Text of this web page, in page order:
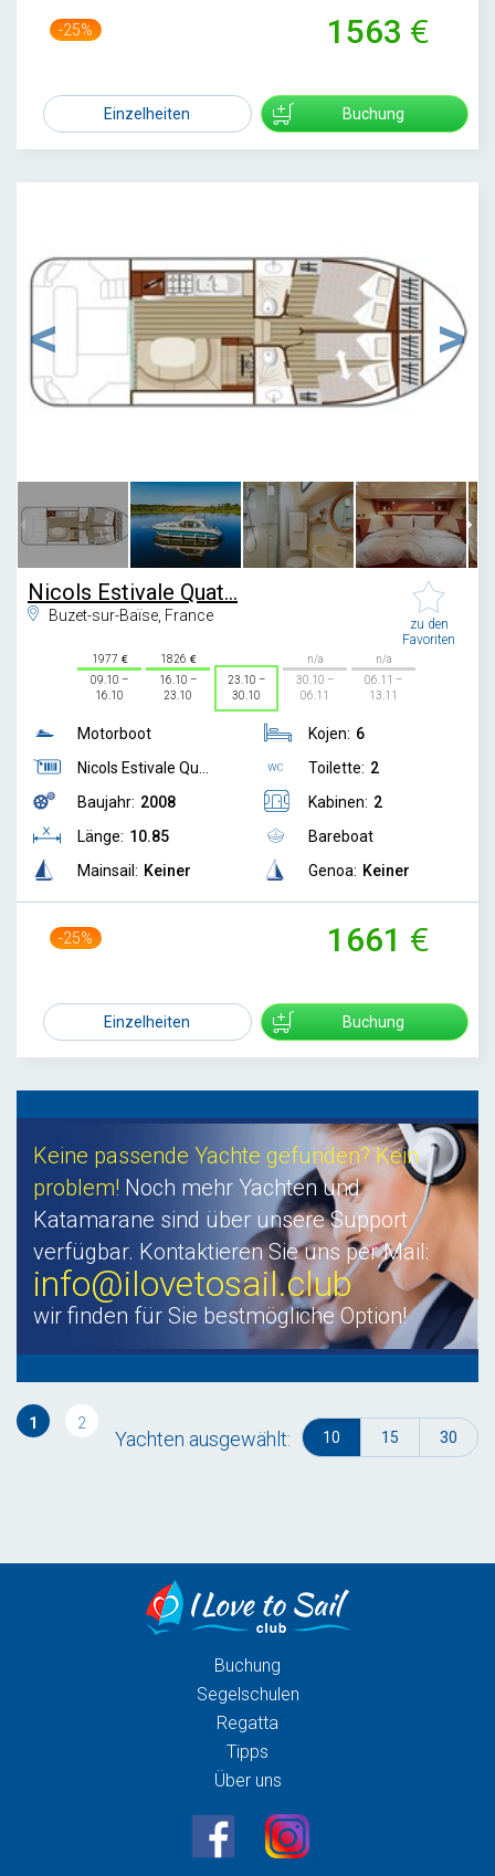
-25% 1563
Einzelheiten Buchung
Nicols Estivale Quat...
Buzet-sur-Baïse, France
zu den
Favoriten
1977
09.10 –
16.10
1826
16.10 –
23.10
23.10 –
30.10
n/a
30.10 –
06.11
n/a
06.11 –
13.11
Motorboot
Nicols Estivale Qu...
Baujahr: 2008
Länge: 10.85
Mainsail: Keiner
Kojen: 6
Toilette: 2
Kabinen: 2
Bareboat
Genoa: Keiner
-25% 1661
Einzelheiten Buchung
Keine passende Yachte gefunden? Kein
problem! Noch mehr Yachten und
Katamarane sind über unsere Support
verfügbar. Kontaktieren Sie uns per Mail:
info@ilovetosail.club
wir finden für Sie bestmögliche Option!
1 2
Yachten ausgewählt: 10 15 30
Buchung
Segelschulen
Regatta
Tipps
Über uns